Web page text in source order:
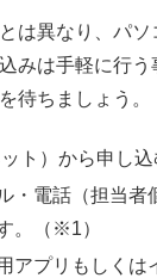
は異なり、パソ
みは手軽に行
待ちましょう。
ト）から申し込
・電話（担当者
。（※1）
アプリもしくは